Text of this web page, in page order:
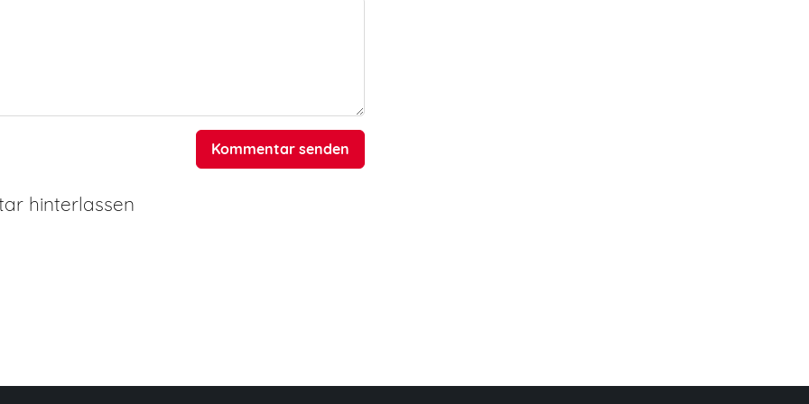
Kommentar senden
hinterlassen